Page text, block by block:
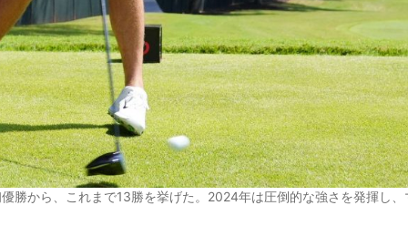
勝から、これまで13勝を挙げた。2024年は圧倒的な強さを発揮し、